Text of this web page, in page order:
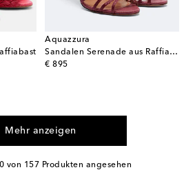
Aquazzura
Sandalen Serenade aus Raffiabast
€ 895
original price
Mehr anzeigen
von 157 Produkten angesehen